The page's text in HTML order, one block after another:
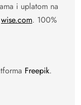
i uplatom na
wise.com. 100%
Freepik.